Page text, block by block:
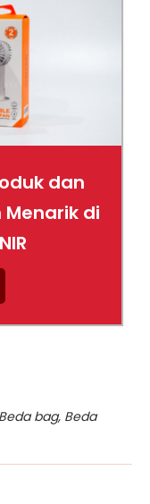
dan
di
Beda bag, Beda